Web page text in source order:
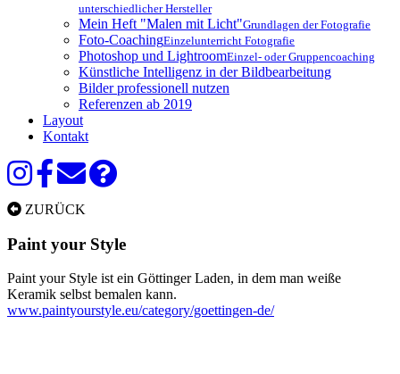
unterschiedlicher Hersteller
Mein Heft "Malen mit Licht"Grundlagen der Fotografie
Foto-CoachingEinzelunterricht Fotografie
Photoshop und LightroomEinzel- oder Gruppencoaching
Künstliche Intelligenz in der Bildbearbeitung
Bilder professionell nutzen
Referenzen ab 2019
Layout
Kontakt
ZURÜCK
Paint your Style
Paint your Style ist ein Göttinger Laden, in dem man weiße
Keramik selbst bemalen kann.
www.paintyourstyle.eu/category/goettingen-de/